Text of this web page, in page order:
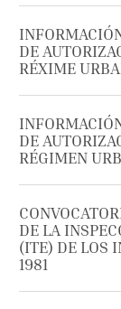
DE
RÉXIME
DE
RÉGIMEN
DE LA
(ITE) DE LOS
1981